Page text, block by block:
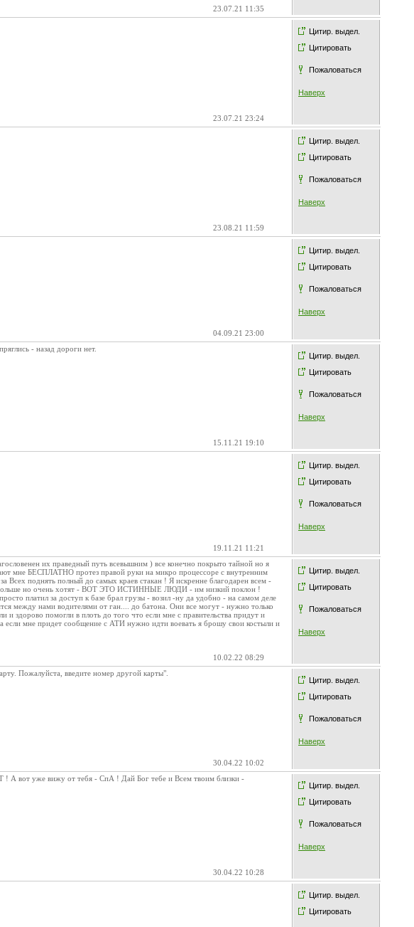
23.07.21 11:35
Цитир. выдел.
Цитировать
Пожаловаться
Наверх
23.07.21 23:24
Цитир. выдел.
Цитировать
Пожаловаться
Наверх
23.08.21 11:59
Цитир. выдел.
Цитировать
Пожаловаться
Наверх
04.09.21 23:00
Цитир. выдел.
Цитировать
Пожаловаться
Наверх
- назад дороги нет.
15.11.21 19:10
Цитир. выдел.
Цитировать
Пожаловаться
Наверх
19.11.21 11:21
Цитир. выдел.
Цитировать
Пожаловаться
Наверх
их праведный путь всевышним ) все конечно покрыто тайной но я
мне БЕСПЛАТНО протез правой руки на микро процессоре с внутренним
Всех поднять полный до самых краев стакан ! Я искренне благодарен всем -
больше но очень хотят - ВОТ ЭТО ИСТИННЫЕ ЛЮДИ - им низкий поклон !
платил за доступ к базе брал грузы - возил -ну да удобно - на самом деле
водителями от ган.... до батона. Они все могут - нужно только
и здорово помогли в плоть до того что если мне с правительства придут и
мне придет сообщение с АТИ нужно идти воевать я брошу свои костыли и
10.02.22 08:29
Цитир. выдел.
Цитировать
Пожаловаться
Наверх
Пожалуйста, введите номер другой карты".
30.04.22 10:02
Цитир. выдел.
Цитировать
Пожаловаться
Наверх
А вот уже вижу от тебя - СпА ! Дай Бог тебе и Всем твоим близки -
30.04.22 10:28
Цитир. выдел.
Цитировать